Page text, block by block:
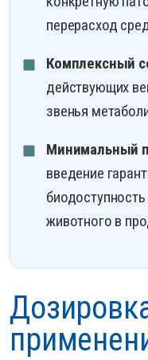
перерасход
Комплексный
действующих
звенья
Минимальный
введение
животного в